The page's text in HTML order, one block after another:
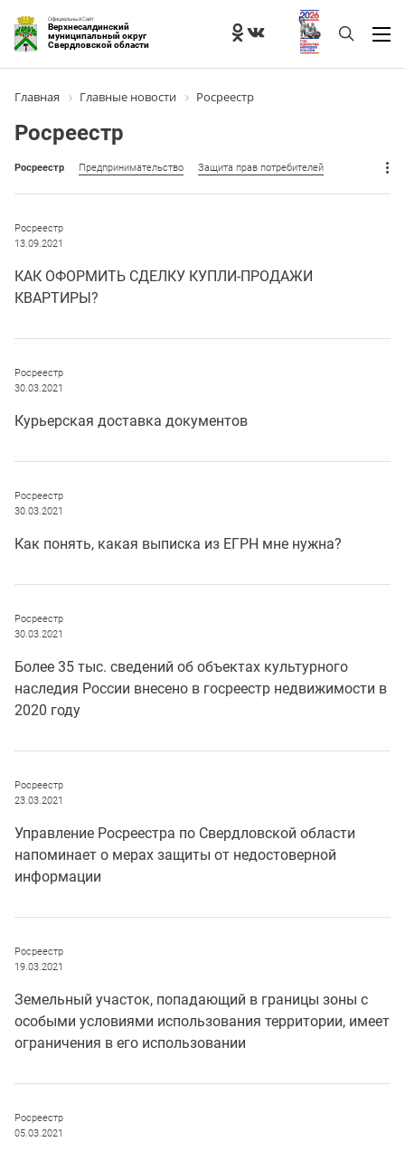
Официальный Сайт
Верхнесалдинский
муниципальный округ
Свердловской области
Главная Главные новости Росреестр
Росреестр
Росреестр Предпринимательство Защита прав потребителей
Росреестр
13.09.2021
КАК ОФОРМИТЬ СДЕЛКУ КУПЛИ-ПРОДАЖИ
КВАРТИРЫ?
Росреестр
30.03.2021
Курьерская доставка документов
Росреестр
30.03.2021
Как понять, какая выписка из ЕГРН мне нужна?
Росреестр
30.03.2021
Более 35 тыс. сведений об объектах культурного
наследия России внесено в госреестр недвижимости в
2020 году
Росреестр
23.03.2021
Управление Росреестра по Свердловской области
напоминает о мерах защиты от недостоверной
информации
Росреестр
19.03.2021
Земельный участок, попадающий в границы зоны с
особыми условиями использования территории, имеет
ограничения в его использовании
Росреестр
05.03.2021